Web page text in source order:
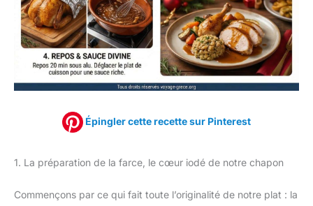
Épingler cette recette sur Pinterest
1. La préparation de la farce, le cœur iodé de notre chapon
Commençons par ce qui fait toute l’originalité de notre plat : la